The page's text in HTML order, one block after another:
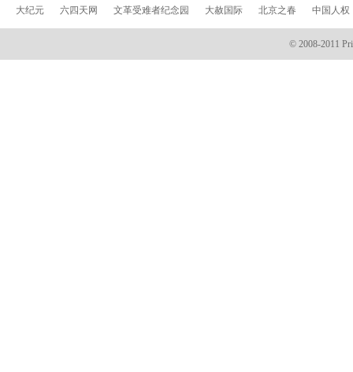
大纪元
六四天网 文革受难者纪念园 大赦国际 北京之春 中国人权
© 2008-2011